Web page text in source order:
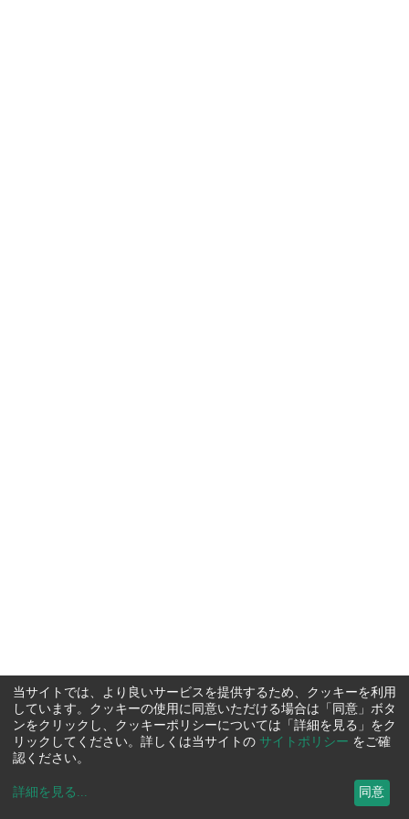
当サイトでは、より良いサービスを提供するため、クッキーを利用
しています。クッキーの使用に同意いただける場合は「同意」ボタ
ンをクリックし、クッキーポリシーについては「詳細を見る」をク
リックしてください。詳しくは当サイトの サイトポリシー をご確
認ください。
詳細を見る ... 同意